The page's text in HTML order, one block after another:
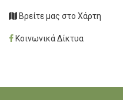
Βρείτε μας στο Χάρτη
Κοινωνικά Δίκτυα